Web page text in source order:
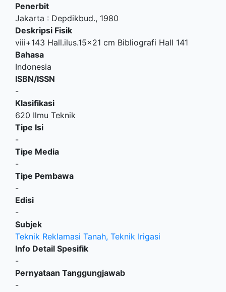
Penerbit
Jakarta : Depdikbud., 1980
Deskripsi Fisik
viii+143 Hall.ilus.15x21 cm Bibliografi Hall 141
Bahasa
Indonesia
ISBN/ISSN
-
Klasifikasi
620 Ilmu Teknik
Tipe Isi
-
Tipe Media
-
Tipe Pembawa
-
Edisi
-
Subjek
Teknik Reklamasi Tanah, Teknik Irigasi
Info Detail Spesifik
-
Pernyataan Tanggungjawab
-